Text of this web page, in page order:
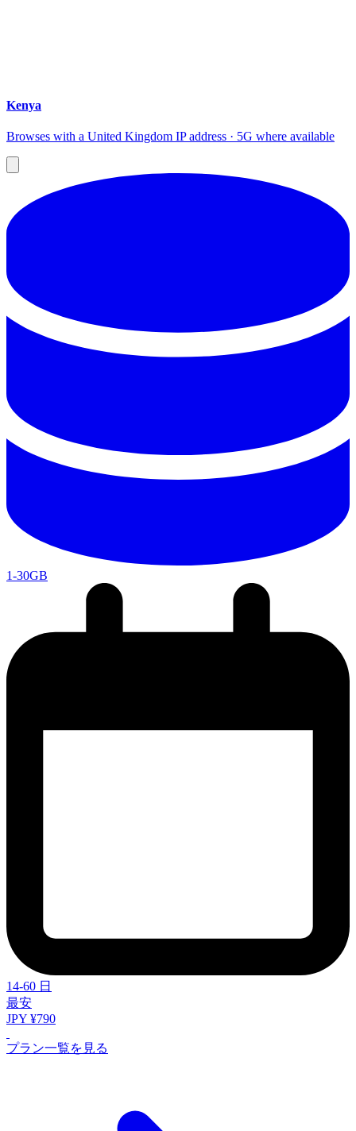
Kenya
Browses with a United Kingdom IP address · 5G where available
1-30GB
14-60 日
最安
JPY ¥790
プラン一覧を見る